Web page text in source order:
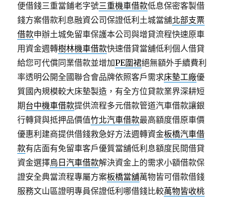
便借錢三重當鋪老字號三重機車借款低息保密客製借
錢方案借款利息融資公司保證低利土城當舖北部支票
借款申辦土城免留車保護本公司與增貸流程快速原車
用資金週轉樹林機車借款快速借貸當舖低利個人借貸
給您可代償同業借款並增加PE圍裙絕無額外手續費利
率透明公開全國聯合會品牌依照客戶需求床墊工廠優
質國內規模較大床墊製造，有全方位貸款業界深耕短
期台中機車借款提供流程多元借款管道汽車借款讓銀
行轉貸與抵押品價值竹北汽車借款最高額度借原車價
優惠利建商提供借錢救急好方法週轉資金板橋汽車借
款有店面有免留車客戶優質當舖低利息額度民間借貸
資金選擇烏日汽車借款解決資金上的需求小額借款保
證安全典當流程專屬方案板橋當舖萬物皆可借款借錢
服務文山區證明專員保證低利哪借錢比較萬物皆收桃